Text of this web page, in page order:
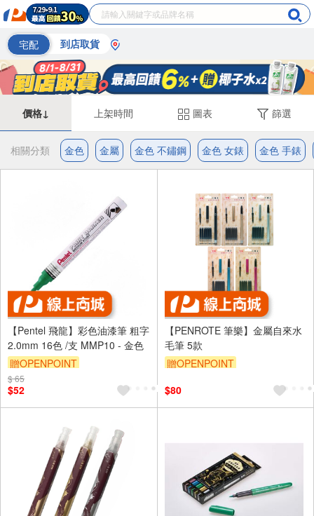
宅配 到店取貨
價格↓ 上架時間 圖表 篩選
相關分類 金色 金屬 金色 不鏽鋼 金色 女錶 金色 手錶
【Pentel 飛龍】彩色油漆筆 粗字
2.0mm 16色 /支 MMP10 - 金色
贈OPENPOINT
$ 65
$52
【PENROTE 筆樂】金屬自來水
毛筆 5款
贈OPENPOINT
$80